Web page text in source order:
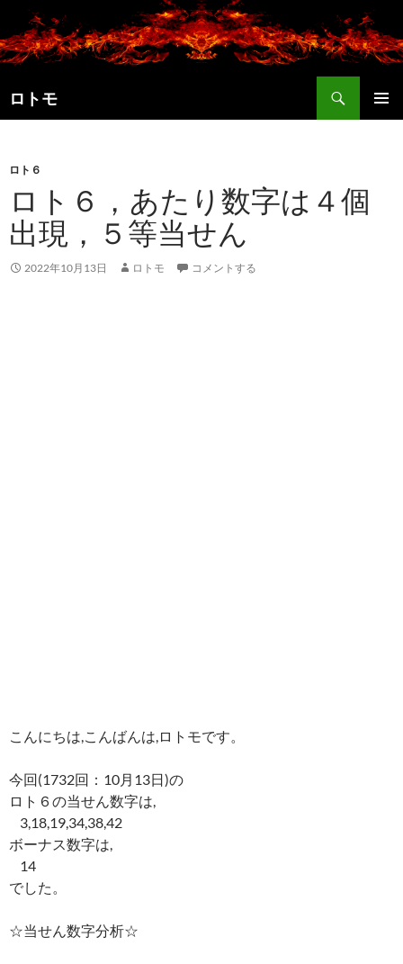
ン
テ
ツ
へ
ロトモ
索
ロト６
ロト６，あたり数字は４個
出現，５等当せん
2022年10月13日 ロトモ コメントする
こんにちは,こんばんは,ロトモです。
今回(1732回：10月13日)の
ロト６の当せん数字は,
3,18,19,34,38,42
ボーナス数字は,
14
でした。
☆当せん数字分析☆